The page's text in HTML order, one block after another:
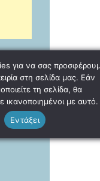
για να σας
στη σελίδα μας. Εάν
τη σελίδα, θα
ικανοποιημένοι με αυτό.
Εντάξει